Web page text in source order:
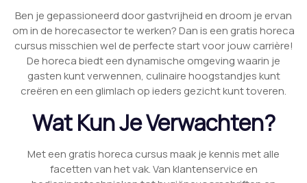
Ben je gepassioneerd door gastvrijheid en droom je ervan
om in de horecasector te werken? Dan is een gratis horeca
cursus misschien wel de perfecte start voor jouw carrière!
De horeca biedt een dynamische omgeving waarin je
gasten kunt verwennen, culinaire hoogstandjes kunt
creëren en een glimlach op ieders gezicht kunt toveren.
Wat Kun Je Verwachten?
Met een gratis horeca cursus maak je kennis met alle
facetten van het vak. Van klantenservice en